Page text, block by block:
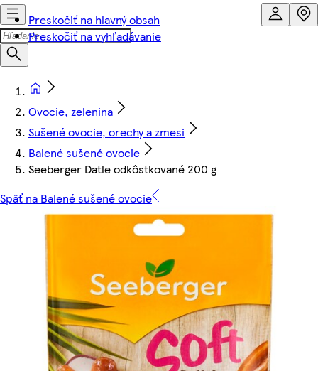
Preskočiť na hlavný obsah
Preskočiť na vyhľadávanie
Ovocie, zelenina
Sušené ovocie, orechy a zmesi
Balené sušené ovocie
Seeberger Datle odkôstkované 200 g
Späť na Balené sušené ovocie